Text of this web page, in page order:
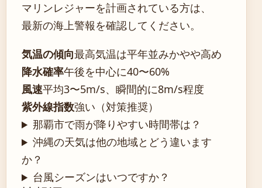
マリンレジャーを計画されている方は、
最新の海上警報を確認してください。
気温の傾向最高気温は平年並みかやや高め
降水確率午後を中心に40〜60%
風速平均3〜5m/s、瞬間的に8m/s程度
紫外線指数強い（対策推奨）
那覇市で雨が降りやすい時間帯は？
沖縄の天気は他の地域とどう違います
か？
台風シーズンはいつですか？